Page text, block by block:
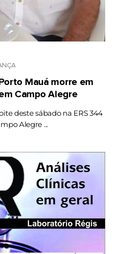
Mauá morre em
Campo Alegre
deste sábado na ERS 344
Alegre ...